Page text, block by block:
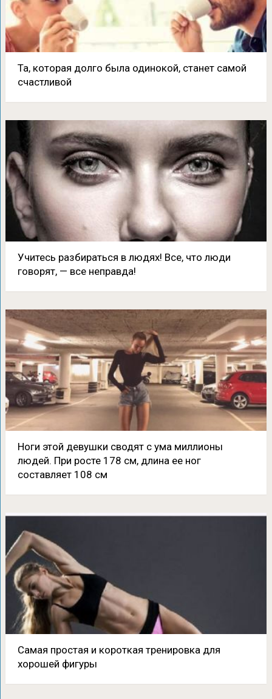
Та, которая долго была одинокой, станет самой
счастливой
Учитесь разбираться в людях! Все, что люди
говорят, — все неправда!
Ноги этой девушки сводят с ума миллионы
людей. При росте 178 см, длина ее ног
составляет 108 см
Самая простая и короткая тренировка для
хорошей фигуры